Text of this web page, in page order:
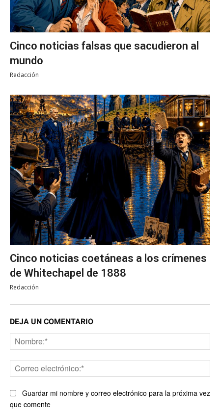
Cinco noticias falsas que sacudieron al
mundo
Redacción
Cinco noticias coetáneas a los crímenes
de Whitechapel de 1888
Redacción
DEJA UN COMENTARIO
Guardar mi nombre y correo electrónico para la próxima vez
que comente